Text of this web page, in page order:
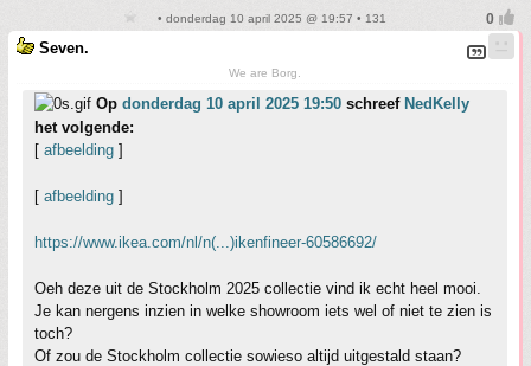
• donderdag 10 april 2025 @ 19:57 • 131
Seven.
We are Borg.
Op donderdag 10 april 2025 19:50 schreef NedKelly
het volgende:
[ afbeelding ]
[ afbeelding ]
https://www.ikea.com/nl/n(...)ikenfineer-60586692/
Oeh deze uit de Stockholm 2025 collectie vind ik echt heel mooi.
Je kan nergens inzien in welke showroom iets wel of niet te zien is
toch?
Of zou de Stockholm collectie sowieso altijd uitgestald staan?